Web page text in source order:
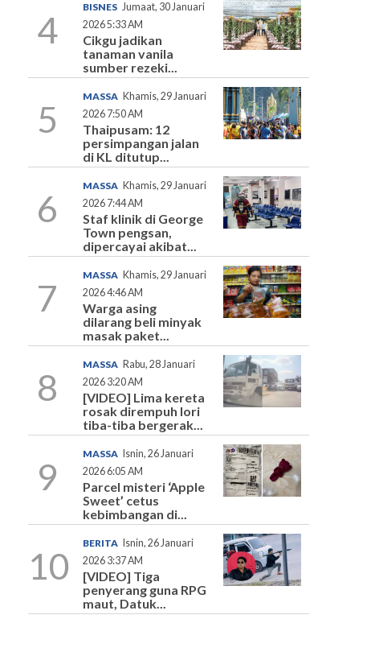
4
BISNES Jumaat, 30 Januari
2026 5:33 AM
Cikgu jadikan
tanaman vanila
sumber rezeki...
5
MASSA Khamis, 29 Januari
2026 7:50 AM
Thaipusam: 12
persimpangan jalan
di KL ditutup...
6
MASSA Khamis, 29 Januari
2026 7:44 AM
Staf klinik di George
Town pengsan,
dipercayai akibat...
7
MASSA Khamis, 29 Januari
2026 4:46 AM
Warga asing
dilarang beli minyak
masak paket...
8
MASSA Rabu, 28 Januari
2026 3:20 AM
[VIDEO] Lima kereta
rosak dirempuh lori
tiba-tiba bergerak...
9
MASSA
Isnin, 26 Januari
2026 6:05 AM
Parcel misteri ‘Apple
Sweet’ cetus
kebimbangan di...
10
BERITA
Isnin, 26 Januari
2026 3:37 AM
[VIDEO] Tiga
penyerang guna RPG
maut, Datuk...